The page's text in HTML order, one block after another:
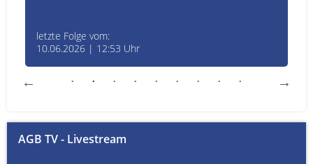
letzte Folge vom:
10.06.2026 | 12:53 Uhr
AGB TV - Livestream